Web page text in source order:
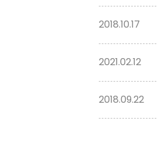
2018.10.17
2021.02.12
2018.09.22